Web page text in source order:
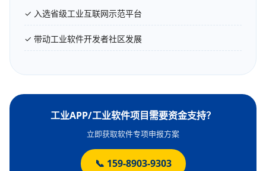
✓ 入选省级工业互联网示范平台
✓ 带动工业软件开发者社区发展
工业APP/工业软件项目需要资金支持？
立即获取软件专项申报方案
📞 159-8903-9303